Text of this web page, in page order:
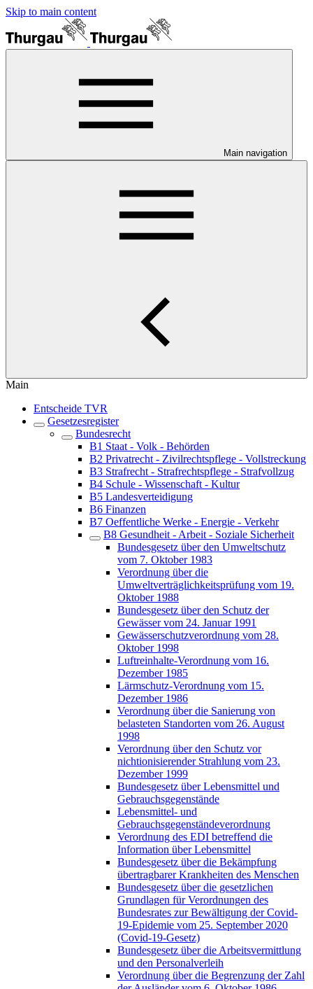
Skip to main content
Main navigation
Main
Entscheide TVR
Gesetzesregister
Bundesrecht
B1 Staat - Volk - Behörden
B2 Privatrecht - Zivilrechtspflege - Vollstreckung
B3 Strafrecht - Strafrechtspflege - Strafvollzug
B4 Schule - Wissenschaft - Kultur
B5 Landesverteidigung
B6 Finanzen
B7 Oeffentliche Werke - Energie - Verkehr
B8 Gesundheit - Arbeit - Soziale Sicherheit
Bundesgesetz über den Umweltschutz
vom 7. Oktober 1983
Verordnung über die
Umweltverträglichkeitsprüfung vom 19.
Oktober 1988
Bundesgesetz über den Schutz der
Gewässer vom 24. Januar 1991
Gewässerschutzverordnung vom 28.
Oktober 1998
Luftreinhalte-Verordnung vom 16.
Dezember 1985
Lärmschutz-Verordnung vom 15.
Dezember 1986
Verordnung über die Sanierung von
belasteten Standorten vom 26. August
1998
Verordnung über den Schutz vor
nichtionisierender Strahlung vom 23.
Dezember 1999
Bundesgesetz über Lebensmittel und
Gebrauchsgegenstände
Lebensmittel- und
Gebrauchsgegenständeverordnung
Verordnung des EDI betreffend die
Information über Lebensmittel
Bundesgesetz über die Bekämpfung
übertragbarer Krankheiten des Menschen
Bundesgesetz über die gesetzlichen
Grundlagen für Verordnungen des
Bundesrates zur Bewältigung der Covid-
19-Epidemie vom 25. September 2020
(Covid-19-Gesetz)
Bundesgesetz über die Arbeitsvermittlung
und den Personalverleih
Verordnung über die Begrenzung der Zahl